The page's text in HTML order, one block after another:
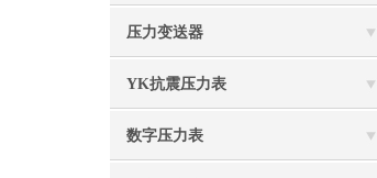
压力变送器
YK抗震压力表
数字压力表